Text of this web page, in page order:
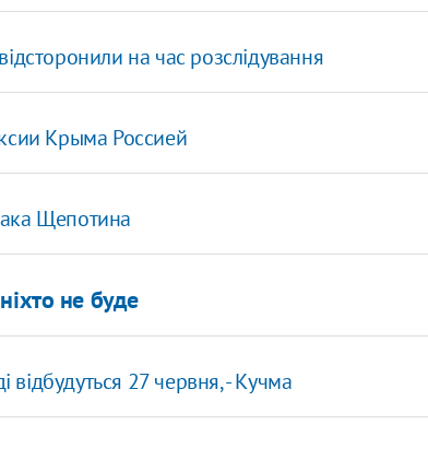
на час розслідування
Крыма Россией
Щепотина
не буде
відбудуться 27 червня, - Кучма